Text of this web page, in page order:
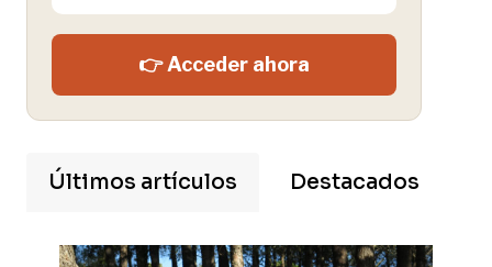
👉 Acceder ahora
Últimos artículos Destacados